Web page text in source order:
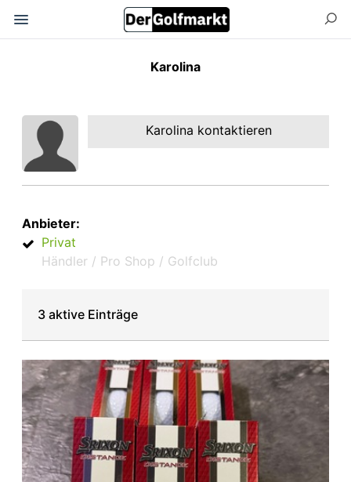
Karolina
Karolina kontaktieren
Anbieter:
Privat
Händler / Pro Shop / Golfclub
3 aktive Einträge